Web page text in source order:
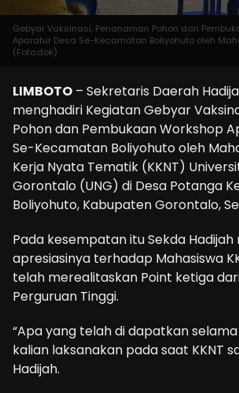
Gebyar Vaksinasi, Penanaman Pohon dan
Aparatur Desa Se-Kecamatan Boliyohuto oleh
(Foto:dok)
LIMBOTO – Sekretaris Daerah
menghadiri Kegiatan Gebyar
Pohon dan Pembukaan Workshop
Se-Kecamatan Boliyohuto oleh
Kerja Nyata Tematik (KKNT)
Gorontalo (UNG) di Desa Potanga
Boliyohuto, Kabupaten Gorontalo,
Pada kesempatan itu Sekda
apresiasinya terhadap Mahasiswa
telah merealitaskan Point ketiga
Perguruan Tinggi.
“Apa yang telah di dapatkan
kalian laksanakan pada saat KKNT
Hadijah.